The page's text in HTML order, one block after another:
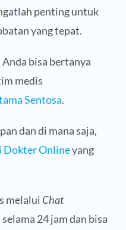
penting untuk
yang tepat.
bisa bertanya
medis
Sentosa.
dan di mana saja,
Dokter Onlineyang
melalui Chat
24 jam dan bisa